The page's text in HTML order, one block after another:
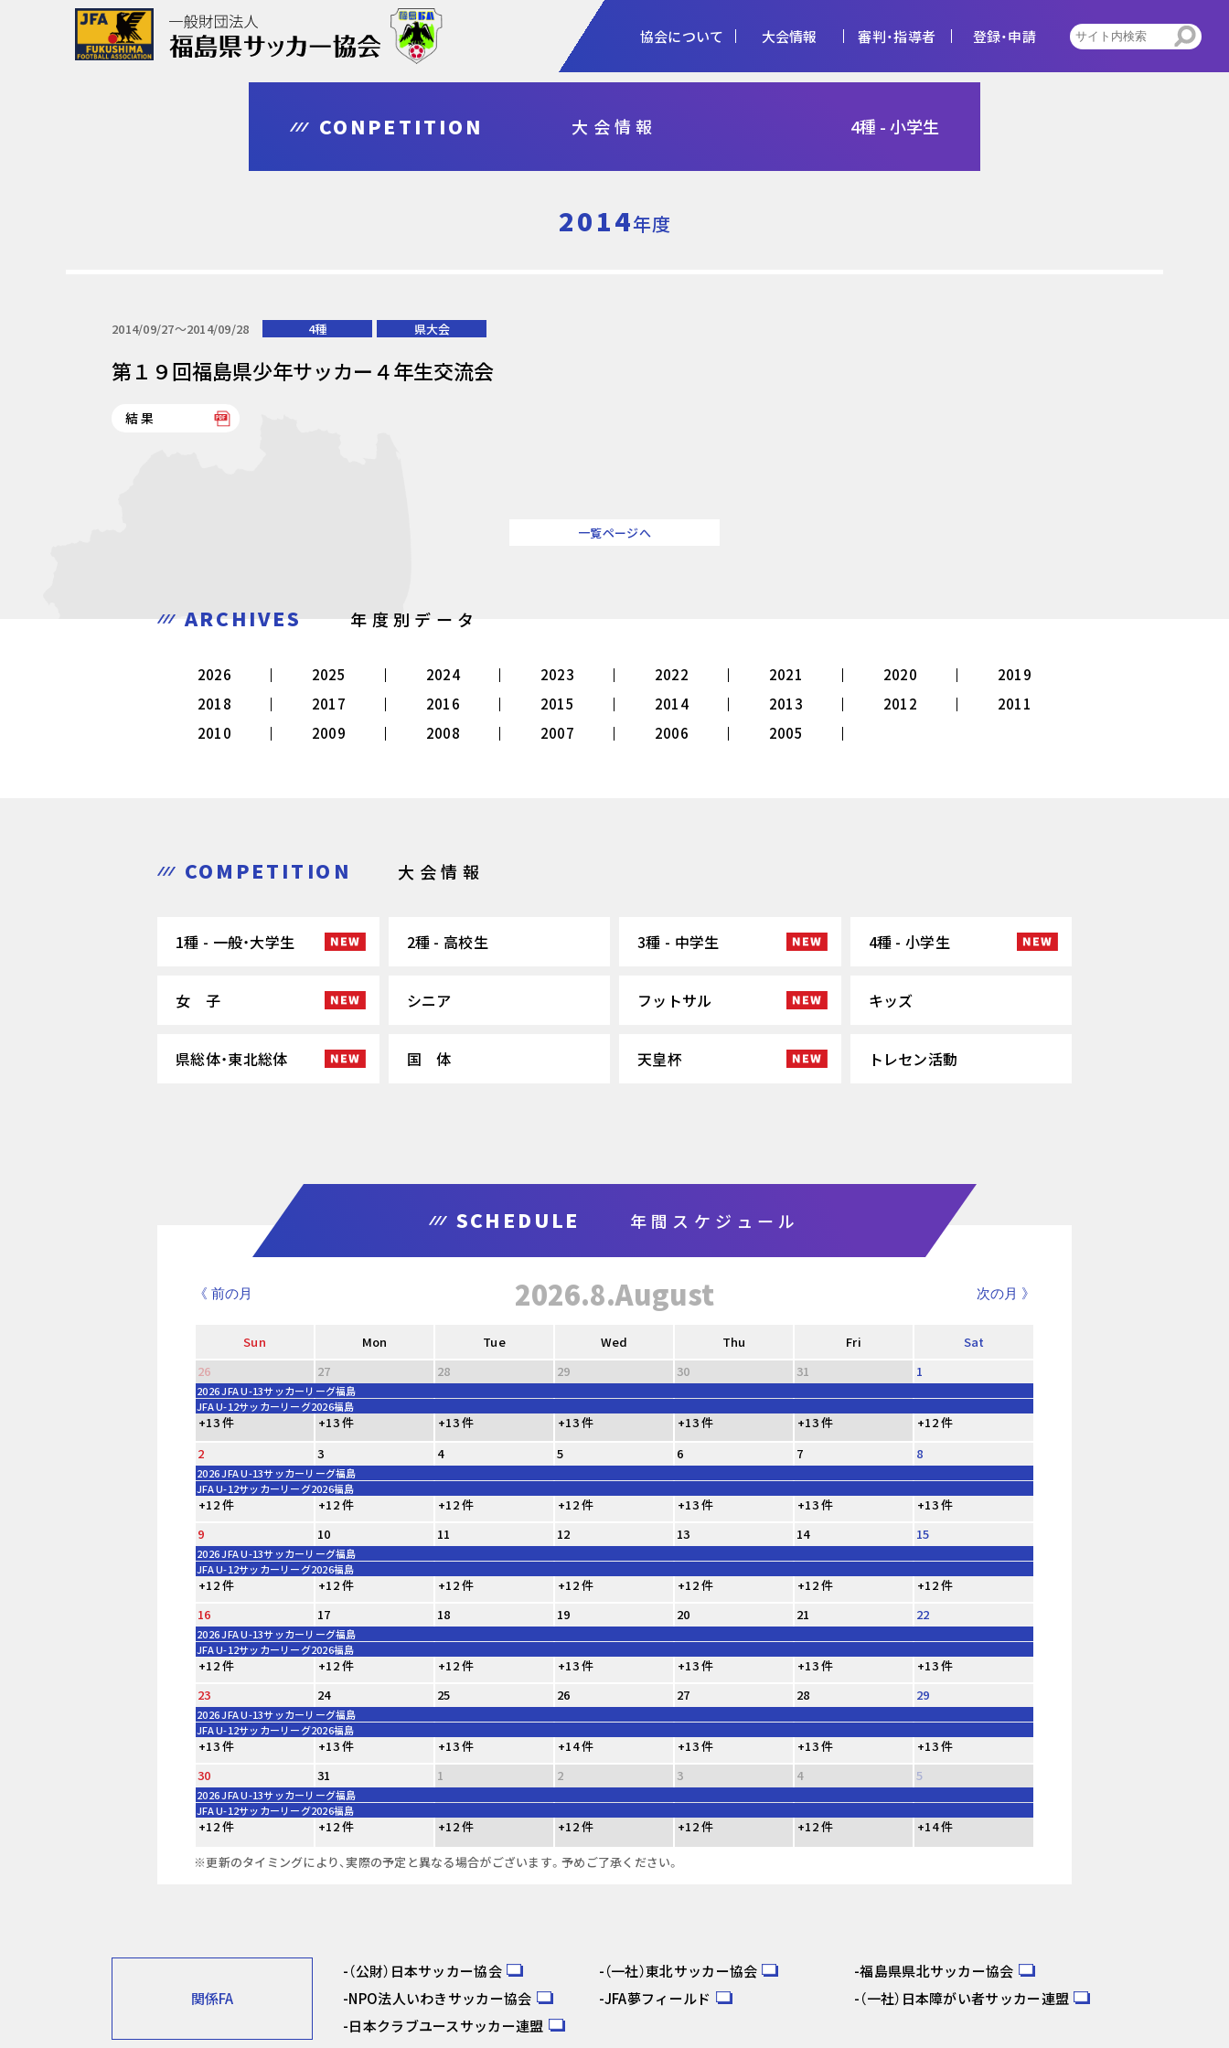
協会について
協会について 協会概要 予算・決算 ビジョン
大会情報
女子
シニア
キッズ
県総体・東北総体
国体 天皇杯 トレセン活動
審判・指導者
審判・指導者 審判 指導者
登録・申請
加盟登録 各種申請
CONPETITION 大会情報 4種 - 小学生
2014年度
2014/09/27〜2014/09/28 4種 県大会
第１９回福島県少年サッカー４年生交流会
結果
一覧ページへ
ARCHIVES 年度別データ
2026 2025 2024 2023 2022 2021 2020
2019
2018
2017 2016 2015 2014 2013 2012
2011
2010
2009 2008 2007 2006 2005
COMPETITION 大会情報
1種 - 一般・大学生 2種 - 高校生 3種 - 中学生 4種 - 小学生
女 子 シニア フットサル キッズ
県総体・東北総体 国 体 天皇杯 トレセン活動
SCHEDULE 年間スケジュール
《 前の月 次の月 》
2026.8.August
Sun Mon Tue Wed Thu Fri
Sat
26
27 28 29 30 31 1
2026 JFA U-13サッカーリーグ福島
JFA U-12サッカーリーグ2026福島
+13 件 +13 件 +13 件 +13 件 +13 件 +13 件
+12 件
2
3 4 5 6 7 8
2026 JFA U-13サッカーリーグ福島
JFA U-12サッカーリーグ2026福島
+12 件 +12 件 +12 件 +12 件 +13 件 +13 件
+13 件
9
10 11 12 13 14 15
2026 JFA U-13サッカーリーグ福島
JFA U-12サッカーリーグ2026福島
+12 件 +12 件 +12 件 +12 件 +12 件 +12 件
+12 件
16
17 18 19 20 21 22
2026 JFA U-13サッカーリーグ福島
JFA U-12サッカーリーグ2026福島
+12 件 +12 件 +12 件 +13 件 +13 件 +13 件
+13 件
23
24 25 26 27 28 29
2026 JFA U-13サッカーリーグ福島
JFA U-12サッカーリーグ2026福島
+13 件 +13 件 +13 件 +14 件 +13 件 +13 件
+13 件
30
31 1 2 3 4 5
2026 JFA U-13サッカーリーグ福島
JFA U-12サッカーリーグ2026福島
+12 件 +12 件 +12 件 +12 件 +12 件 +12 件 +14 件
※更新のタイミングにより、実際の予定と異なる場合がございます。予めご了承ください。
関係FA
（公財）日本サッカー協会 （一社）東北サッカー協会
福島県県北サッカー協会
NPO法人いわきサッカー協会
JFA夢フィールド
（一社）日本障がい者サッカー連盟
日本クラブユースサッカー連盟